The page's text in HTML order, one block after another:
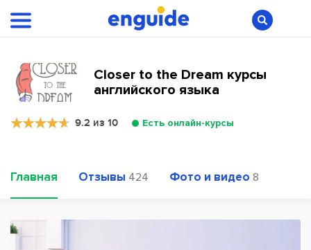
Closer to the Dream курсы
английского языка
9.2 из 10 Есть онлайн-курсы
Главная Отзывы 424 Фото и видео 8